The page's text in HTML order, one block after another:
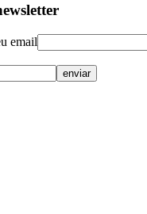
email
enviar